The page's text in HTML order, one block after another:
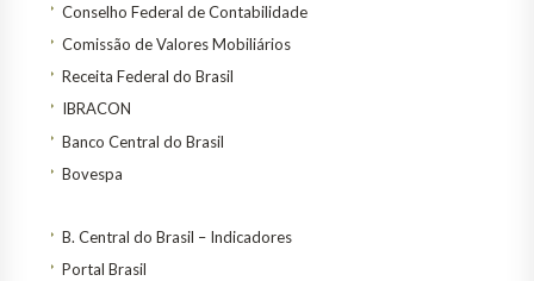
Conselho Federal de Contabilidade
Comissão de Valores Mobiliários
Receita Federal do Brasil
IBRACON
Banco Central do Brasil
Bovespa
B. Central do Brasil – Indicadores
Portal Brasil